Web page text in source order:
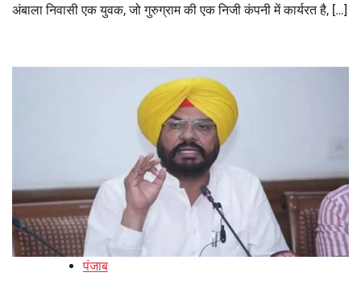
अंबाला निवासी एक युवक, जो गुरुग्राम की एक निजी कंपनी में कार्यरत है, […]
पंजाब